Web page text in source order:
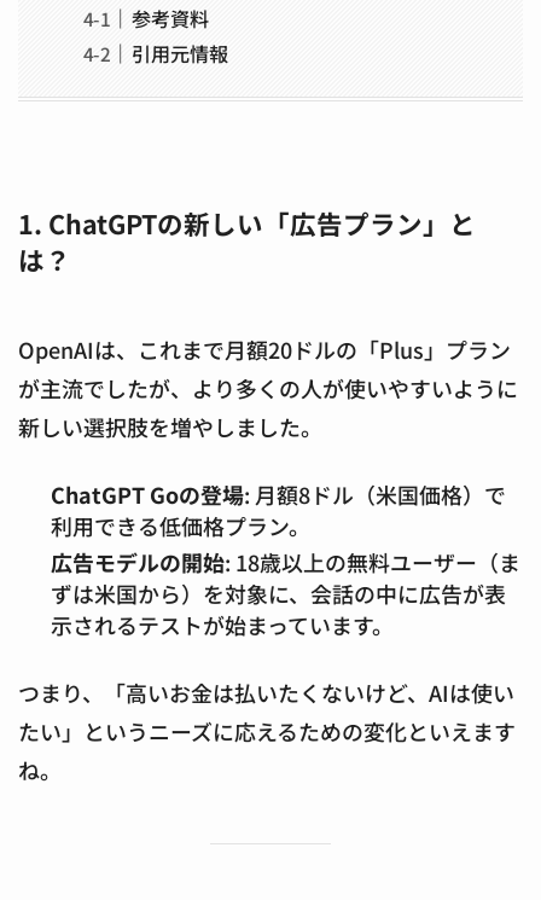
参考資料
引用元情報
1. ChatGPTの新しい「広告プラン」と
は？
OpenAIは、これまで月額20ドルの「Plus」プラン
が主流でしたが、より多くの人が使いやすいように
新しい選択肢を増やしました。
ChatGPT Goの登場: 月額8ドル（米国価格）で
利用できる低価格プラン。
広告モデルの開始: 18歳以上の無料ユーザー（ま
ずは米国から）を対象に、会話の中に広告が表
示されるテストが始まっています。
つまり、「高いお金は払いたくないけど、AIは使い
たい」というニーズに応えるための変化といえます
ね。